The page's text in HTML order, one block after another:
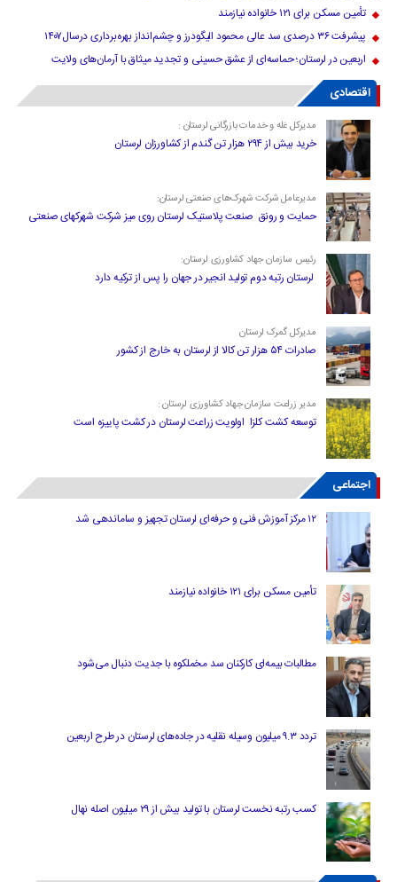
تأمین مسکن برای ۱۲۱ خانواده نیازمند
پیشرفت ۳۶ درصدی سد عالی محمود الیگودرز و چشم‌انداز بهره‌برداری درسال۱۴۰۷
اربعین در لرستان؛ حماسه‌ای از عشق حسینی و تجدید میثاق با آرمان‌های ولایت
اقتصادی
مدیرکل غله و خدمات بازرگانی لرستان :
خرید بیش از ۲۹۴ هزار تن گندم از کشاورزان لرستان
مدیرعامل شرکت شهرک‌های صنعتی لرستان:
حمایت و رونق صنعت پلاستیک لرستان روی میز شرکت شهرکهای صنعتی
رئیس سازمان جهاد کشاورزی لرستان:
لرستان رتبه دوم تولید انجیر در جهان را پس از ترکیه دارد
مدیرکل گمرک لرستان
صادرات ۵۴ هزار تن کالا از لرستان به خارج از کشور
مدیر زراعت سازمان جهاد کشاورزی لرستان :
توسعه کشت کلزا اولویت زراعت لرستان در کشت پاییزه است
اجتماعی
۱۲ مرکز آموزش فنی و حرفه‌ای لرستان تجهیز و ساماندهی شد
تأمین مسکن برای ۱۲۱ خانواده نیازمند
مطالبات بیمه‌ای کارکنان سد مخملکوه با جدیت دنبال می‌شود
تردد ۹.۳ میلیون وسیله نقلیه در جاده‌های لرستان در طرح اربعین
کسب رتبه نخست لرستان با تولید بیش از ۲۹ میلیون اصله نهال